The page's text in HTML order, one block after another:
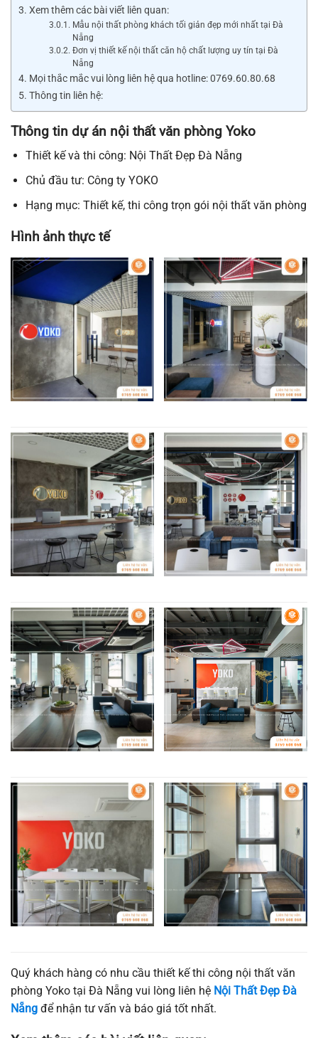
Xem thêm các bài viết liên quan:
Mẫu nội thất phòng khách tối giản đẹp mới nhất tại Đà
Nẵng
Đơn vị thiết kế nội thất căn hộ chất lượng uy tín tại Đà
Nẵng
Mọi thắc mắc vui lòng liên hệ qua hotline: 0769.60.80.68
Thông tin liên hệ:
Thông tin dự án nội thất văn phòng Yoko
Thiết kế và thi công: Nội Thất Đẹp Đà Nẵng
Chủ đầu tư: Công ty YOKO
Hạng mục: Thiết kế, thi công trọn gói nội thất văn phòng
Hình ảnh thực tế
Quý khách hàng có nhu cầu thiết kế thi công nội thất văn
phòng Yoko tại Đà Nẵng vui lòng liên hệ Nội Thất Đẹp Đà
Nẵng để nhận tư vấn và báo giá tốt nhất.